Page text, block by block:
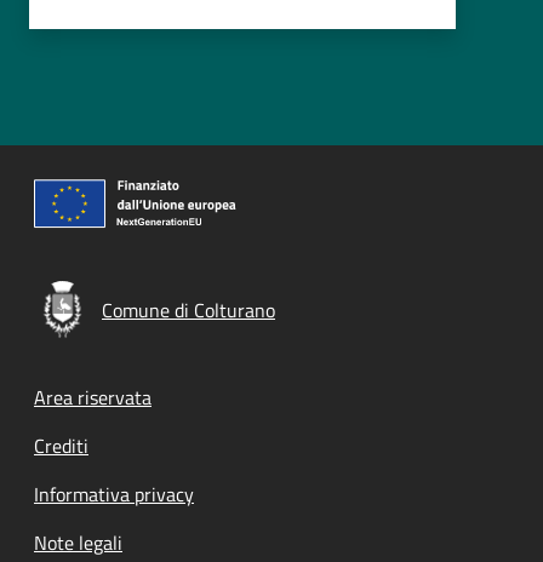
Comune di Colturano
Footer menu
Area riservata
Crediti
Informativa privacy
Note legali